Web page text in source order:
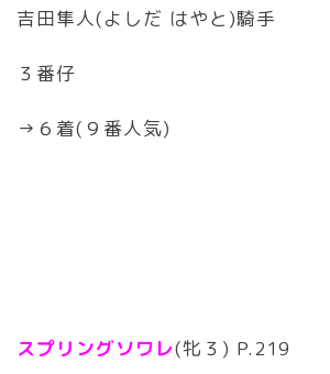
吉田隼人(よしだ はやと)騎手
３番仔
→６着(９番人気)
スプリングソワレ(牝３) P.219